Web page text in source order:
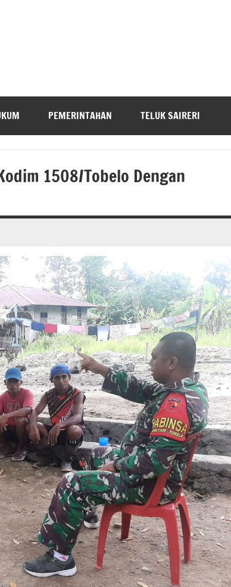
PEMERINTAHAN TELUK SAIRERI
1508/Tobelo Dengan